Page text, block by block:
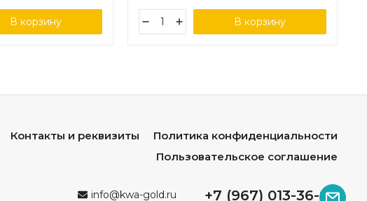
В корзину В корзину
Контакты и реквизиты
Политика конфиденциальности
Пользовательское соглашение
info@kwa-gold.ru +7 (967) 013-36-96